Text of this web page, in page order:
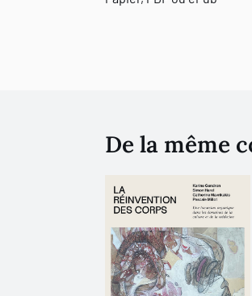
De la même